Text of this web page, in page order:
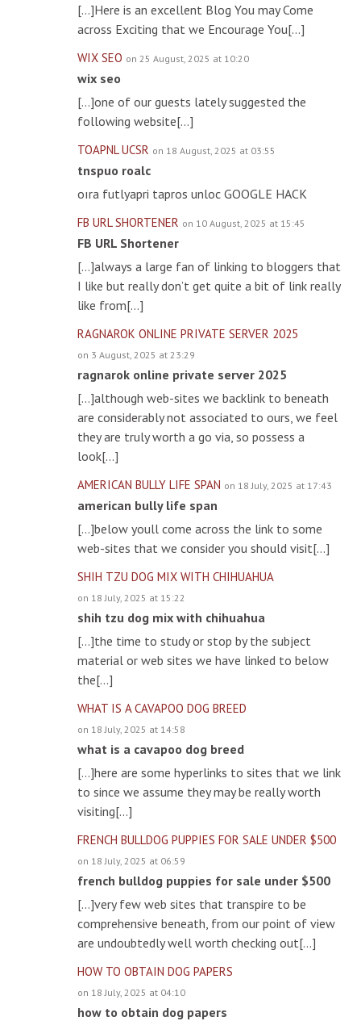
[…]Here is an excellent Blog You may Come
across Exciting that we Encourage You[…]
WIX SEO on 25 August, 2025 at 10:20
wix seo
[…]one of our guests lately suggested the
following website[…]
TOAPNL UCSR on 18 August, 2025 at 03:55
tnspuo roalc
oıra futlyapri tapros unloc GOOGLE HACK
FB URL SHORTENER on 10 August, 2025 at 15:45
FB URL Shortener
[…]always a large fan of linking to bloggers that
I like but really don’t get quite a bit of link really
like from[…]
RAGNAROK ONLINE PRIVATE SERVER 2025
on 3 August, 2025 at 23:29
ragnarok online private server 2025
[…]although web-sites we backlink to beneath
are considerably not associated to ours, we feel
they are truly worth a go via, so possess a
look[…]
AMERICAN BULLY LIFE SPAN on 18 July, 2025 at 17:43
american bully life span
[…]below youll come across the link to some
web-sites that we consider you should visit[…]
SHIH TZU DOG MIX WITH CHIHUAHUA
on 18 July, 2025 at 15:22
shih tzu dog mix with chihuahua
[…]the time to study or stop by the subject
material or web sites we have linked to below
the[…]
WHAT IS A CAVAPOO DOG BREED
on 18 July, 2025 at 14:58
what is a cavapoo dog breed
[…]here are some hyperlinks to sites that we link
to since we assume they may be really worth
visiting[…]
FRENCH BULLDOG PUPPIES FOR SALE UNDER $500
on 18 July, 2025 at 06:59
french bulldog puppies for sale under $500
[…]very few web sites that transpire to be
comprehensive beneath, from our point of view
are undoubtedly well worth checking out[…]
HOW TO OBTAIN DOG PAPERS
on 18 July, 2025 at 04:10
how to obtain dog papers